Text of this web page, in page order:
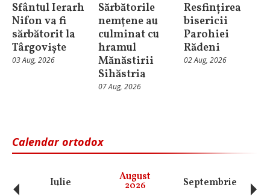
Sfântul Ierarh
Nifon va fi
sărbătorit la
Târgoviște
03 Aug, 2026
Sărbătorile
nemţene au
culminat cu
hramul
Mănăstirii
Sihăstria
07 Aug, 2026
Resfințirea
bisericii
Parohiei
Rădeni
02 Aug, 2026
Calendar ortodox
Iulie August
2026 Septembrie